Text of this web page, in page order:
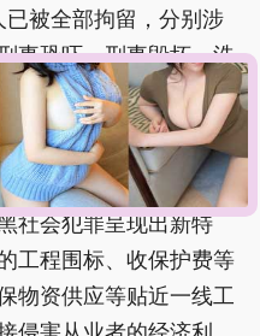
已被全部拘留，分别涉
事恐吓、刑事毁坏、洗
博等多项罪名，后续将
上特别指出，近年来依
社会犯罪呈现出新特
工程围标、收保护费等
物资供应等贴近一线工